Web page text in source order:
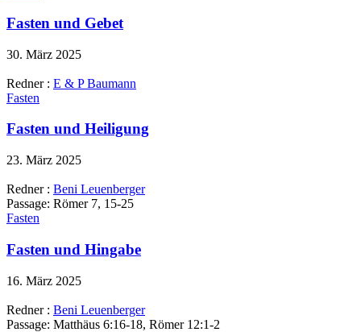
Fasten und Gebet
30. März 2025
Redner : E & P Baumann
Fasten
Fasten und Heiligung
23. März 2025
Redner : Beni Leuenberger
Passage: Römer 7, 15-25
Fasten
Fasten und Hingabe
16. März 2025
Redner : Beni Leuenberger
Passage: Matthäus 6:16-18, Römer 12:1-2